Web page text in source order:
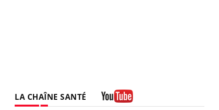
LA CHAÎNE SANTÉ